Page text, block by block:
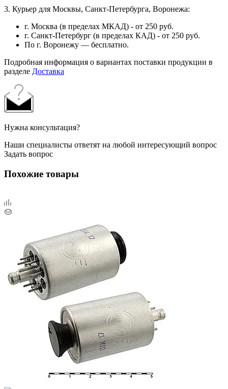
3. Курьер для Москвы, Санкт-Петербурга, Воронежа:
г. Москва (в пределах МКАД) - от 250 руб.
г. Санкт-Петербург (в пределах КАД) - от 250 руб.
По г. Воронежу — бесплатно.
Подробная информация о вариантах поставки продукции в
разделе Доставка
Нужна консультация?
Наши специалисты ответят на любой интересующий вопрос
Задать вопрос
Похожие товары